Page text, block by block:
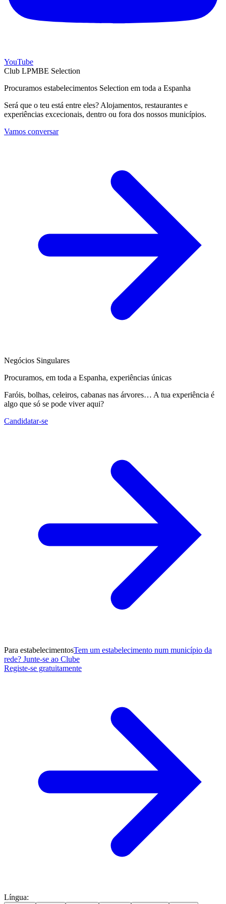
YouTube
Club LPMBE Selection
Procuramos estabelecimentos Selection em toda a Espanha
Será que o teu está entre eles? Alojamentos, restaurantes e
experiências excecionais, dentro ou fora dos nossos municípios.
Vamos conversar
Negócios Singulares
Procuramos, em toda a Espanha, experiências únicas
Faróis, bolhas, celeiros, cabanas nas árvores… A tua experiência é
algo que só se pode viver aqui?
Candidatar-se
Para estabelecimentosTem um estabelecimento num município da
rede? Junte-se ao Clube
Registe-se gratuitamente
Língua: